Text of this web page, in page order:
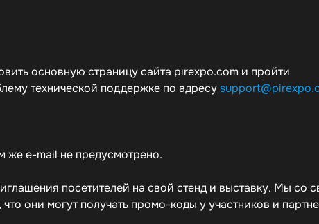
основную страницу сайта pirexpo.com и пройти
технической поддержке по адресу
же e-mail не предусмотрено.
посетителей на свой стенд и выставку. Мы со
они могут получать промо-коды у участников и